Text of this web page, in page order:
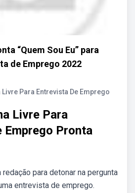
“Quem Sou Eu” para
de Emprego 2022
Livre Para Entrevista De Emprego
Livre Para
Emprego Pronta
para detonar na pergunta
entrevista de emprego.